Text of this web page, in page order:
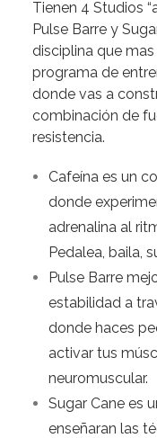
Tienen 4 Studios
Pulse Barre y
disciplina que
programa de
donde vas a
combinación de
resistencia.
Cafeína es un
donde
adrenalina al
Pedalea, baila,
Pulse Barre
estabilidad a
donde haces
activar tus
neuromuscular.
Sugar Cane es
enseñaran las